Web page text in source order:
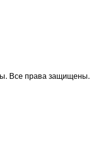
Все права защищены.